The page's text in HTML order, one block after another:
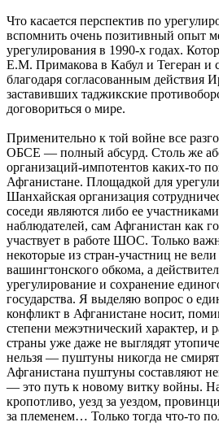
Что касается перспектив по
вспомнить очень позитивный опыт
урегулирования в 1990-х годах.
Е.М. Примакова в Кабул и Тегеран и
благодаря согласованным действия
заставивших таджикские
договориться о мире.
Применительно к той войне все
ОБСЕ — полный абсурд. Столь же
организаций-импотентов каких-то
Афганистане. Площадкой для
Шанхайская организация
соседи являются либо ее
наблюдателей, сам Афганистан как
участвует в работе ШОС. Только
некоторые из стран-участниц не
вашингтонского обкома, а
урегулирование и сохранение
государства. Я выделяю вопрос о
конфликт в Афганистане носит,
степени межэтнический характер, и
страны уже даже не выглядят
нельзя — пуштуны никогда не
Афганистана пуштуны составляют
— это путь к новому витку войны.
кропотливо, уезд за уездом,
за племенем… Только тогда что-то